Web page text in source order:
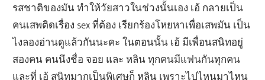
รสชาติของมัน ทำให้วัยสาวในช่วงนั้นเอง เอ้ กลายเป็น
คนเสพติดเรื่อง sex ที่ต้อง เรียกร้องโหยหาเพื่อเสพมัน เป็น
ไงลองอ่านดูแล้วกันนะคะ ในตอนนั้น เอ้ มีเพื่อนสนิทอยู่
สองคน คนนึงชื่อ จอย และ หลิน ทุกคนมีแฟนกันทุกคน
และที่ เอ้ สนิทมากเป็นพิเศษก็ หลิน เพราะไปไหนมาไหน